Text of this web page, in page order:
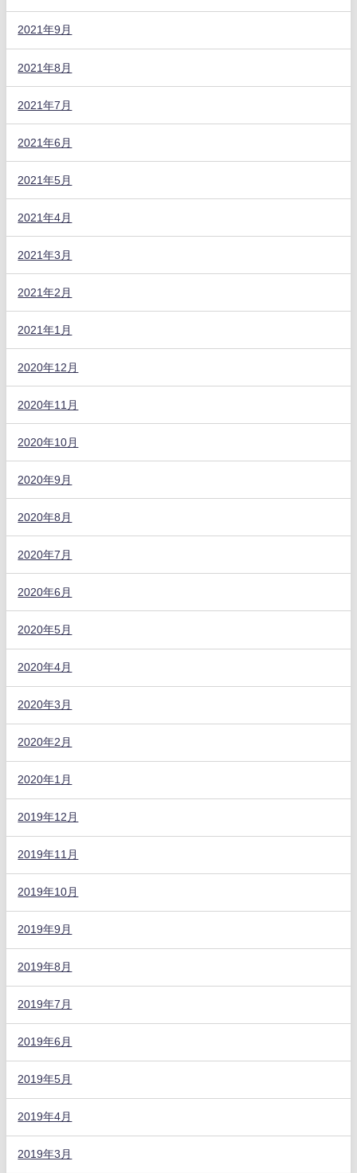
2021年9月
2021年8月
2021年7月
2021年6月
2021年5月
2021年4月
2021年3月
2021年2月
2021年1月
2020年12月
2020年11月
2020年10月
2020年9月
2020年8月
2020年7月
2020年6月
2020年5月
2020年4月
2020年3月
2020年2月
2020年1月
2019年12月
2019年11月
2019年10月
2019年9月
2019年8月
2019年7月
2019年6月
2019年5月
2019年4月
2019年3月